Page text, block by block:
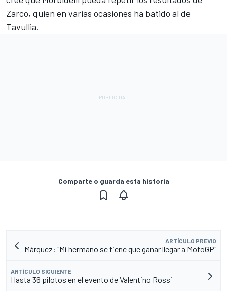
Zarco, quien en varias ocasiones ha batido al de
Tavullia.
Comparte o guarda esta historia
ARTÍCULO PREVIO
Márquez: "Mi hermano se tiene que ganar llegar a MotoGP"
ARTÍCULO SIGUIENTE
Hasta 36 pilotos en el evento de Valentino Rossi